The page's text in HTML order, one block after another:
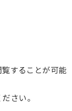
することが可能
さい。